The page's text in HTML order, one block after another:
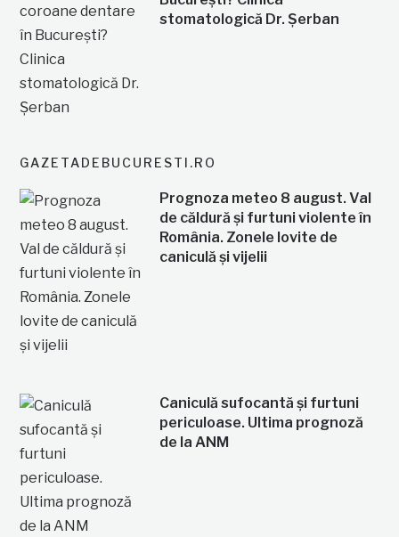
stomatologică Dr. Șerban
GAZETADEBUCURESTI.RO
Prognoza meteo 8 august. Val
de căldură și furtuni violente în
România. Zonele lovite de
caniculă și vijelii
Caniculă sufocantă și furtuni
periculoase. Ultima prognoză
de la ANM